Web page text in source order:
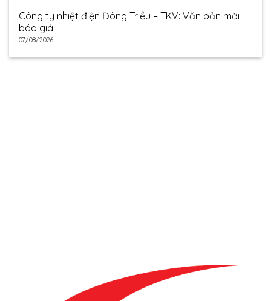
Công ty nhiệt điện Đông Triều – TKV: Văn bản mời
báo giá
07/08/2026